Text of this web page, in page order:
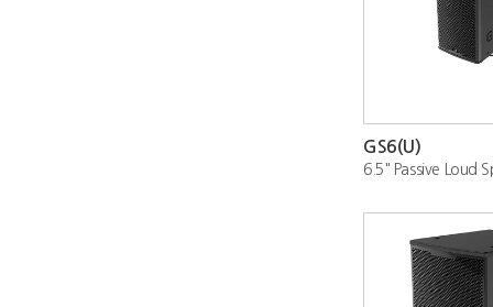
GS6(U)